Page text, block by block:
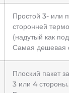
Простой 3- или
сторонней
(надутый как
Самая дешевая
Плоский пакет
3 или 4 стороны.